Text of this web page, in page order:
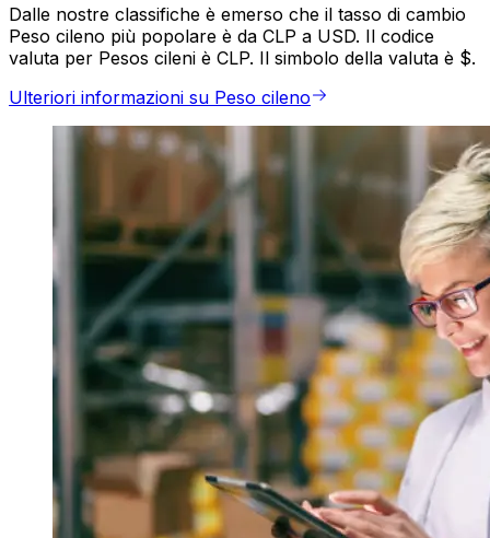
Dalle nostre classifiche è emerso che il tasso di cambio
Peso cileno più popolare è da CLP a USD. Il codice
valuta per Pesos cileni è CLP. Il simbolo della valuta è $.
Ulteriori informazioni su Peso cileno